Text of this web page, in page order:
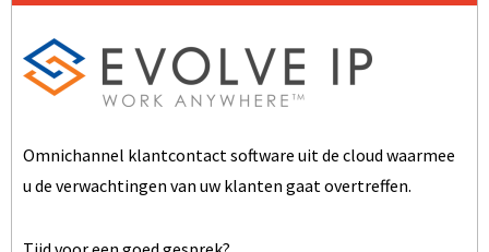
Omnichannel klantcontact software uit de cloud waarmee
u de verwachtingen van uw klanten gaat overtreffen.